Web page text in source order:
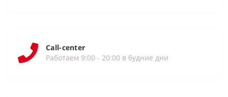
Call-center
Работаем 9:00 - 20:00 в будние дни